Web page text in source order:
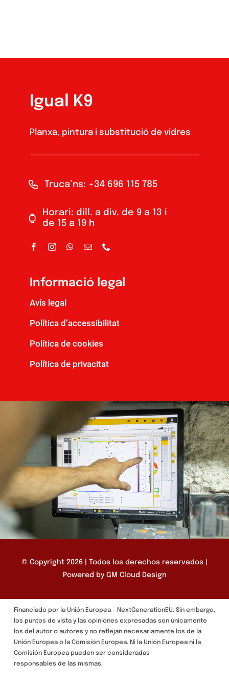
Igual K9
Planxa, pintura i substitució de vidres
Truca’ns: +34 696 115 785
Horari: dill. a div. de 9 a 13 i
de 15 a 19 h
Informació legal
Avís legal
Política d’accessibilitat
Política de cookies
Política de privacitat
© Copyright 2026 | Todos los derechos reservados |
Powered by GM Cloud Design
Financiado por la Unión Europea – NextGenerationEU. Sin embargo,
los puntos de vista y las opiniones expresadas son únicamente
los del autor o autores y no reflejan necesariamente los de la
Unión Europea o la Comisión Europea. Ni la Unión Europea ni la
Comisión Europea pueden ser consideradas
responsables de las mismas.